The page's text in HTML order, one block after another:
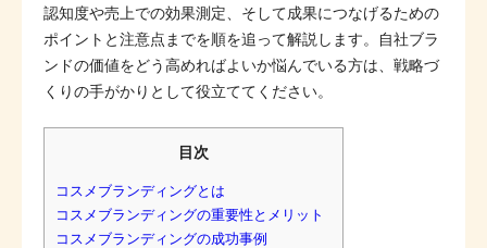
認知度や売上での効果測定、そして成果につなげるための
ポイントと注意点までを順を追って解説します。自社ブラ
ンドの価値をどう高めればよいか悩んでいる方は、戦略づ
くりの手がかりとして役立ててください。
目次
コスメブランディングとは
コスメブランディングの重要性とメリット
コスメブランディングの成功事例